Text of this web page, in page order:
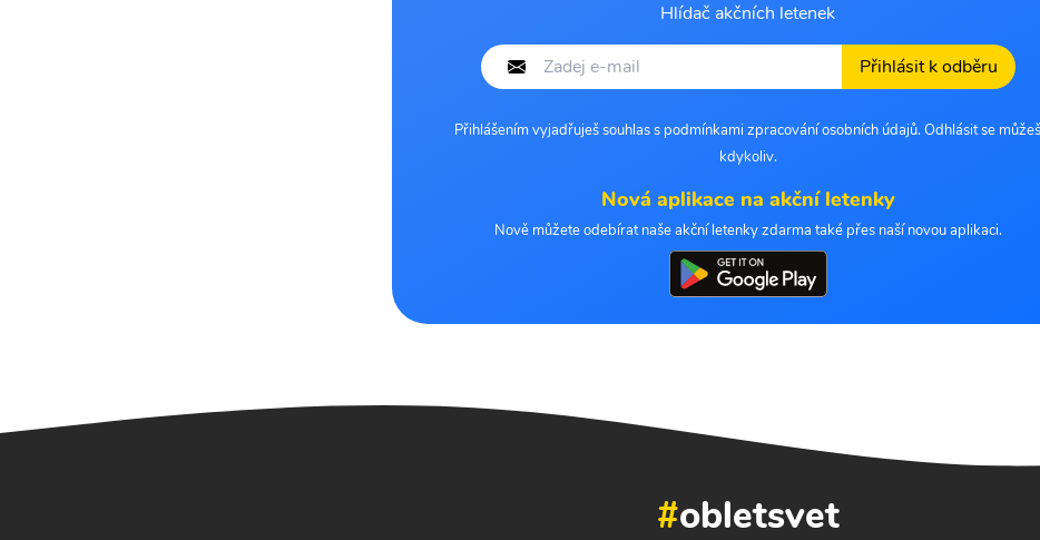
Hlídač akčních letenek
Přihlásit k odběru
Přihlášením vyjadřuješ souhlas s podmínkami zpracování osobních údajů. Odhlásit se můžeš
kdykoliv.
Nová aplikace na akční letenky
Nově můžete odebírat naše akční letenky zdarma také přes naší novou aplikaci.
#obletsvet